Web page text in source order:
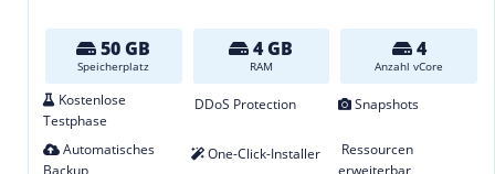
50 GB
Speicherplatz
4 GB
RAM
4
Anzahl vCore
Kostenlose
Testphase
DDoS Protection Snapshots
Automatisches
Backup
One-Click-Installer
Ressourcen
erweiterbar